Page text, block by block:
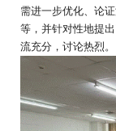
需进一步优化、论
等，并针对性地提
流充分，讨论热烈。